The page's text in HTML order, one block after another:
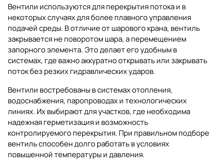
Вентили используются для перекрытия потока и в
некоторых случаях для более плавного управления
подачей среды. В отличие от шарового крана, вентиль
закрывается не поворотом шара, а перемещением
запорного элемента. Это делает его удобным в
системах, где важно аккуратно открывать или закрывать
поток без резких гидравлических ударов.
Вентили востребованы в системах отопления,
водоснабжения, паропроводах и технологических
линиях. Их выбирают для участков, где необходима
надежная герметизация и возможность
контролируемого перекрытия. При правильном подборе
вентиль способен долго работать в условиях
повышенной температуры и давления.